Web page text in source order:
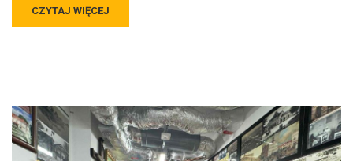
CZYTAJ WIĘCEJ